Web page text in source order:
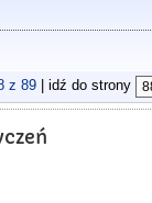
z 89| idź do strony